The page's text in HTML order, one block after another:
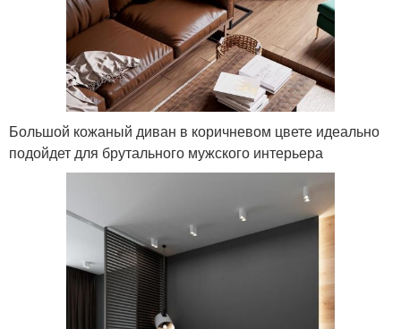
Большой кожаный диван в коричневом цвете идеально
подойдет для брутального мужского интерьера